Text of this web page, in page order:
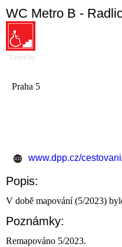
WC Metro B -
Kontakty
Praha 5
www.dpp.cz/
Popis:
V době mapování (5/2023)
Poznámky:
Remapováno 5/2023.